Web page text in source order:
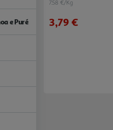
e Puré
Arroz, Quinoa e Puré
Refined by Categoria: Lentilhas
7.58 €/Kg
3,79 €